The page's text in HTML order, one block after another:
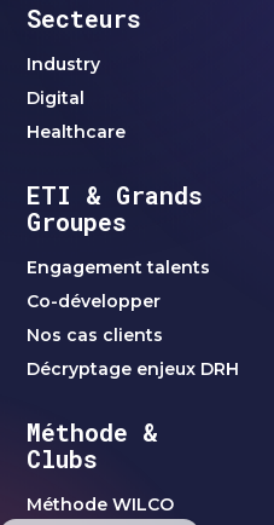
Secteurs
Industry
Digital
Healthcare
ETI & Grands
Groupes
Engagement talents
Co-développer
Nos cas clients
Décryptage enjeux DRH
Méthode &
Clubs
Méthode WILCO